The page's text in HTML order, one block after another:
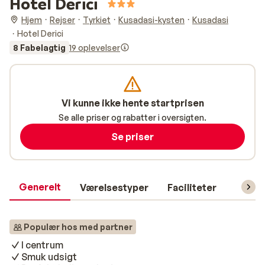
Hjem Rejser Tyrkiet Kusadasi-kysten
Kusadasi
Hotel Derici
8 Fabelagtig 19 oplevelser
Generelt Værelsestyper Faciliteter
Populær hos med partner
I centrum
Smuk udsigt
Vi kunne ikke hente startprisen
Se alle priser og rabatter i oversigten.
Se priser